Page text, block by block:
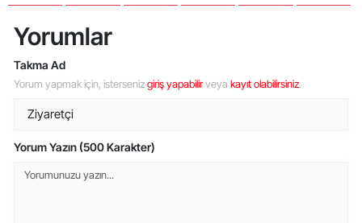
Yorumlar
Takma Ad
Yorum yapmak için, istersenizgiriş yapabilirveya kayıt olabilirsiniz.
Yorum Yazın (500 Karakter)